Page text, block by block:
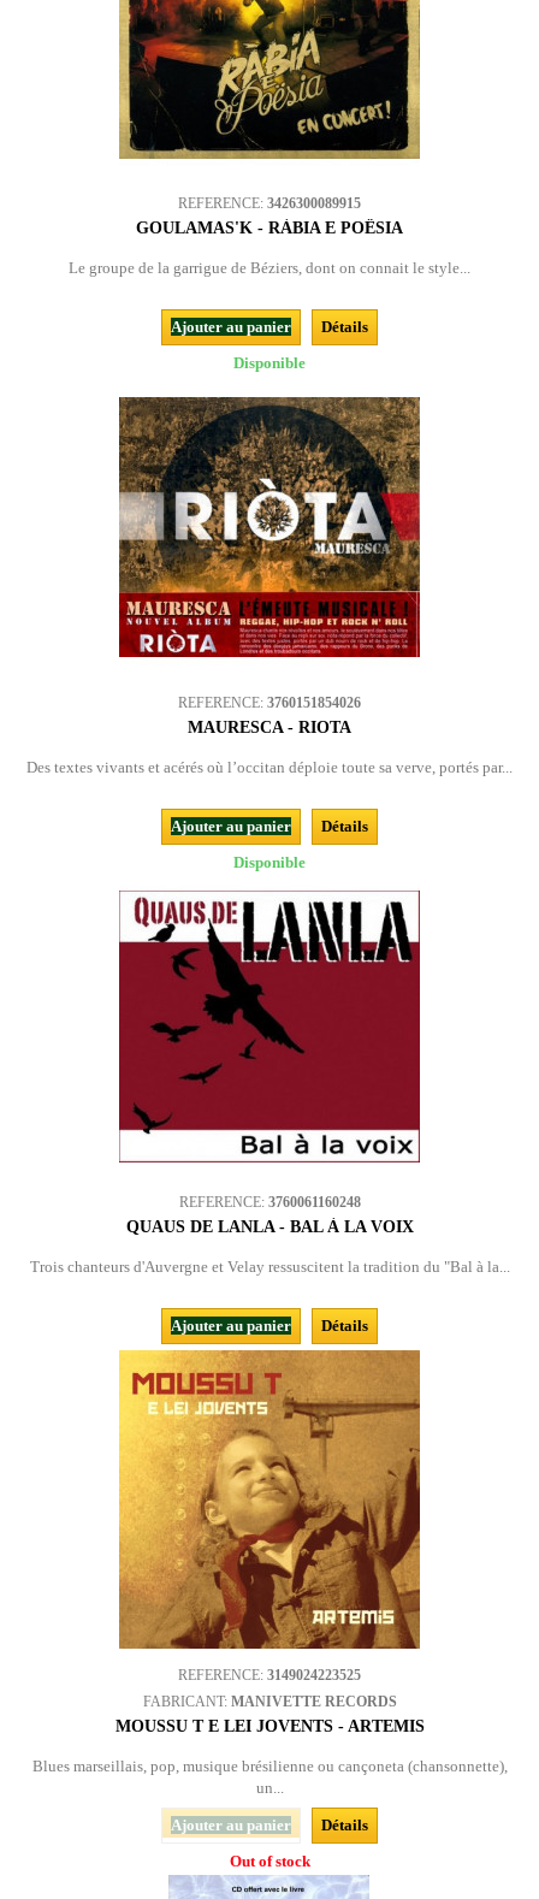
REFERENCE: 3426300089915
GOULAMAS'K - RÀBIA E POËSIA
Le groupe de la garrigue de Béziers, dont on connait le style...
Ajouter au panier
Détails
Disponible
REFERENCE: 3760151854026
MAURESCA - RIOTA
Des textes vivants et acérés où l’occitan déploie toute sa verve, portés par...
Ajouter au panier
Détails
Disponible
REFERENCE: 3760061160248
QUAUS DE LANLA - BAL À LA VOIX
Trois chanteurs d'Auvergne et Velay ressuscitent la tradition du "Bal à la...
Ajouter au panier Détails
REFERENCE: 3149024223525
FABRICANT: MANIVETTE RECORDS
MOUSSU T E LEI JOVENTS - ARTEMIS
Blues marseillais, pop, musique brésilienne ou cançoneta (chansonnette),
un...
Ajouter au panier
Détails
Out of stock